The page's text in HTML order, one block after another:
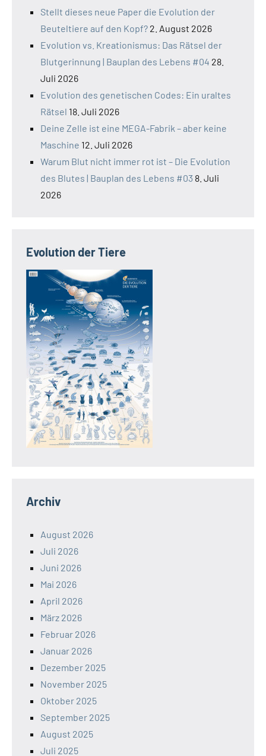
Stellt dieses neue Paper die Evolution der
Beuteltiere auf den Kopf? 2. August 2026
Evolution vs. Kreationismus: Das Rätsel der
Blutgerinnung | Bauplan des Lebens #04 28.
Juli 2026
Evolution des genetischen Codes: Ein uraltes
Rätsel 18. Juli 2026
Deine Zelle ist eine MEGA-Fabrik – aber keine
Maschine 12. Juli 2026
Warum Blut nicht immer rot ist – Die Evolution
des Blutes | Bauplan des Lebens #03 8. Juli
2026
Evolution der Tiere
Archiv
August 2026
Juli 2026
Juni 2026
Mai 2026
April 2026
März 2026
Februar 2026
Januar 2026
Dezember 2025
November 2025
Oktober 2025
September 2025
August 2025
Juli 2025